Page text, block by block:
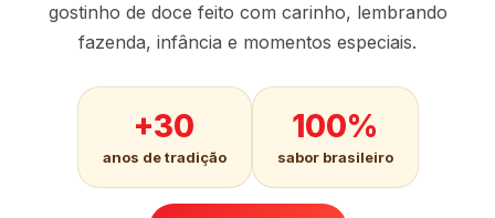
gostinho de doce feito com carinho, lembrando
fazenda, infância e momentos especiais.
+30
anos de tradição
100%
sabor brasileiro